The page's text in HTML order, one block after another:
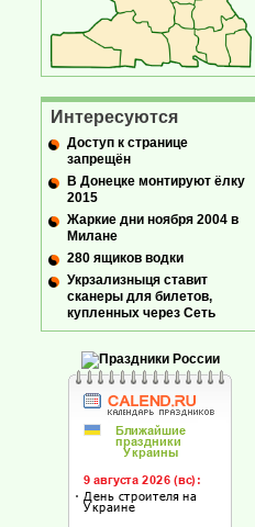
Интересуются
Доступ к странице
запрещён
В Донецке монтируют ёлку
2015
Жаркие дни ноября 2004 в
Милане
280 ящиков водки
Укрзализныця ставит
сканеры для билетов,
купленных через Сеть